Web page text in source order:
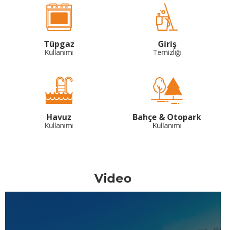
Tüpgaz
Kullanımı
Giriş
Temizliği
Havuz
Kullanımı
Bahçe & Otopark
Kullanımı
Video